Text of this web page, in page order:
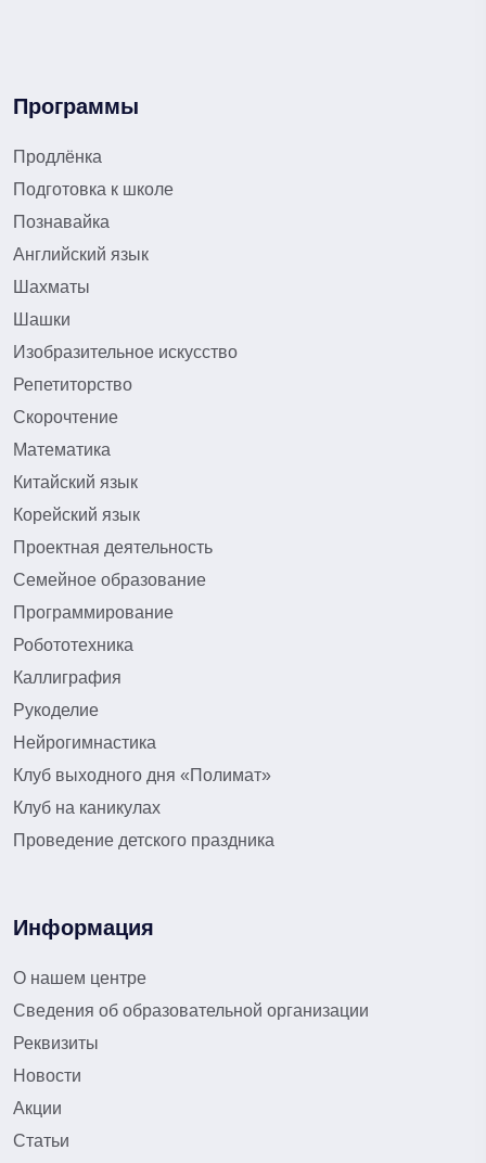
Программы
Продлёнка
Подготовка к школе
Познавайка
Английский язык
Шахматы
Шашки
Изобразительное искусство
Репетиторство
Скорочтение
Математика
Китайский язык
Корейский язык
Проектная деятельность
Семейное образование
Программирование
Робототехника
Каллиграфия
Рукоделие
Нейрогимнастика
Клуб выходного дня «Полимат»
Клуб на каникулах
Проведение детского праздника
Информация
О нашем центре
Сведения об образовательной организации
Реквизиты
Новости
Акции
Статьи